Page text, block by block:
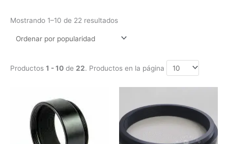
Mostrando 1–10 de 22 resultados
Productos 1 - 10 de 22. Productos en la página
de
precios:
desde
13,35€
hasta
18,45€
variantes.